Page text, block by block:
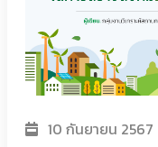
10 กันยายน 2567